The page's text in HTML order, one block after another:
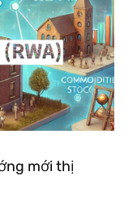
mới thị